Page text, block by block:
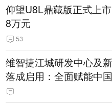
仰望U8L鼎藏版正式上
8万元
53
维智捷江城研发中心及
落成启用：全面赋能中